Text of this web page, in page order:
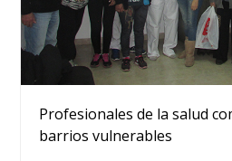
Profesionales de la salud
barrios vulnerables